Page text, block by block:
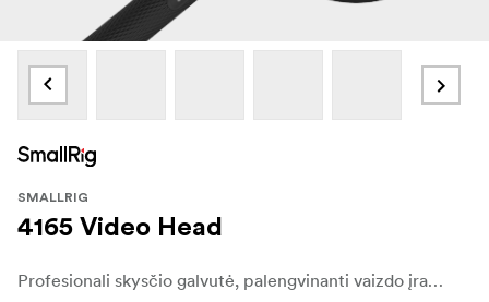
SMALLRIG
4165 Video Head
Profesionali skysčio galvutė, palengvinanti vaizdo įrašų filmavimą. Vaizdo galvutė su reguliuojama bepakopės amortizacijos sistema leidžia sklandžiai pasukti fotoaparatą įvairiu norimu greičiu.